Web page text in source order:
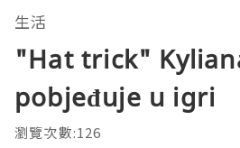
生活
"Hat trick"
pobjeđuje u igri
瀏覽次數:126